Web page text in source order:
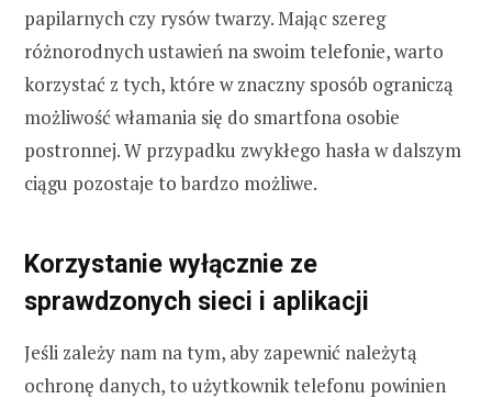
papilarnych czy rysów twarzy. Mając szereg
różnorodnych ustawień na swoim telefonie, warto
korzystać z tych, które w znaczny sposób ograniczą
możliwość włamania się do smartfona osobie
postronnej. W przypadku zwykłego hasła w dalszym
ciągu pozostaje to bardzo możliwe.
Korzystanie wyłącznie ze
sprawdzonych sieci i aplikacji
Jeśli zależy nam na tym, aby zapewnić należytą
ochronę danych, to użytkownik telefonu powinien